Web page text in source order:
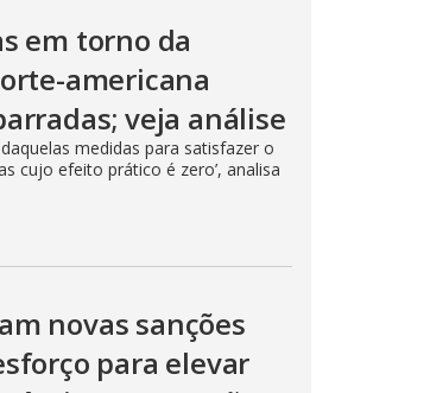
em torno da
americana
veja análise
medidas para satisfazer o
cujo efeito prático é zero’, analisa
novas sanções
para elevar